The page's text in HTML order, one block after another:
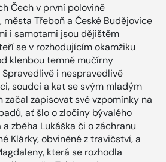
Čech v první polovině
Třeboň a České Budějovice
i samotami jsou dějištěm
se v rozhodujícím okamžiku
klenbou temné mučírny
i nespravedlivě
soudci a kat se svým mladým
začal zapisovat své vzpomínky na
ať šlo o zločiny bývalého
zběha Lukáška či o záchranu
Klárky, obviněné z travičství, a
která se rozhodla